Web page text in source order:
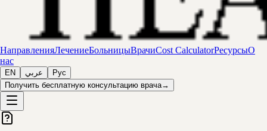
НаправленияЛечениеБольницыВрачиCost CalculatorРесурсыО
нас
EN عربي
Рус
Получить бесплатную консультацию врача→